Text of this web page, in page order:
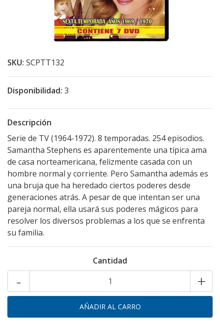
SKU: SCPTT132
Disponibilidad: 3
Descripción
Serie de TV (1964-1972). 8 temporadas. 254 episodios.
Samantha Stephens es aparentemente una típica ama
de casa norteamericana, felizmente casada con un
hombre normal y corriente. Pero Samantha además es
una bruja que ha heredado ciertos poderes desde
generaciones atrás. A pesar de que intentan ser una
pareja normal, ella usará sus poderes mágicos para
resolver los diversos problemas a los que se enfrenta
su familia.
Cantidad
+
-